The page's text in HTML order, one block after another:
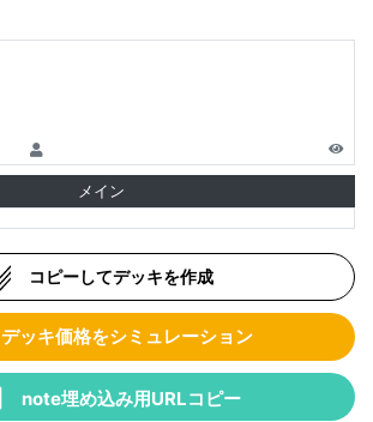
メイン
コピーしてデッキを作成
デッキ価格をシミュレーション
note埋め込み用URLコピー